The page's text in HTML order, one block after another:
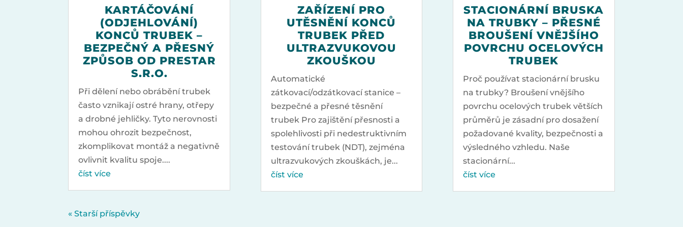
KARTÁČOVÁNÍ
(ODJEHLOVÁNÍ)
KONCŮ TRUBEK –
BEZPEČNÝ A PŘESNÝ
ZPŮSOB OD PRESTAR
S.R.O.
Při dělení nebo obrábění trubek
často vznikají ostré hrany, otřepy
a drobné jehličky. Tyto nerovnosti
mohou ohrozit bezpečnost,
zkomplikovat montáž a negativně
ovlivnit kvalitu spoje....
číst více
ZAŘÍZENÍ PRO
UTĚSNĚNÍ KONCŮ
TRUBEK PŘED
ULTRAZVUKOVOU
ZKOUŠKOU
Automatické
zátkovací/odzátkovací stanice –
bezpečné a přesné těsnění
trubek Pro zajištění přesnosti a
spolehlivosti při nedestruktivním
testování trubek (NDT), zejména
ultrazvukových zkouškách, je...
číst více
STACIONÁRNÍ BRUSKA
NA TRUBKY – PŘESNÉ
BROUŠENÍ VNĚJŠÍHO
POVRCHU OCELOVÝCH
TRUBEK
Proč používat stacionární brusku
na trubky? Broušení vnějšího
povrchu ocelových trubek větších
průměrů je zásadní pro dosažení
požadované kvality, bezpečnosti a
výsledného vzhledu. Naše
stacionární...
číst více
« Starší příspěvky